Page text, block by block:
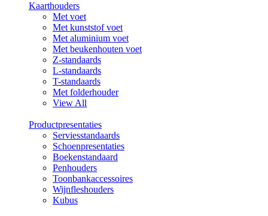
Kaarthouders
Met voet
Met kunststof voet
Met aluminium voet
Met beukenhouten voet
Z-standaards
L-standaards
T-standaards
Met folderhouder
View All
Productpresentaties
Serviesstandaards
Schoenpresentaties
Boekenstandaard
Penhouders
Toonbankaccessoires
Wijnfleshouders
Kubus